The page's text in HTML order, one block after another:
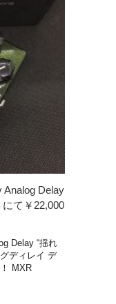
Analog Delay
て￥22,000
Delay “揺れ
ディレイ デ
MXR